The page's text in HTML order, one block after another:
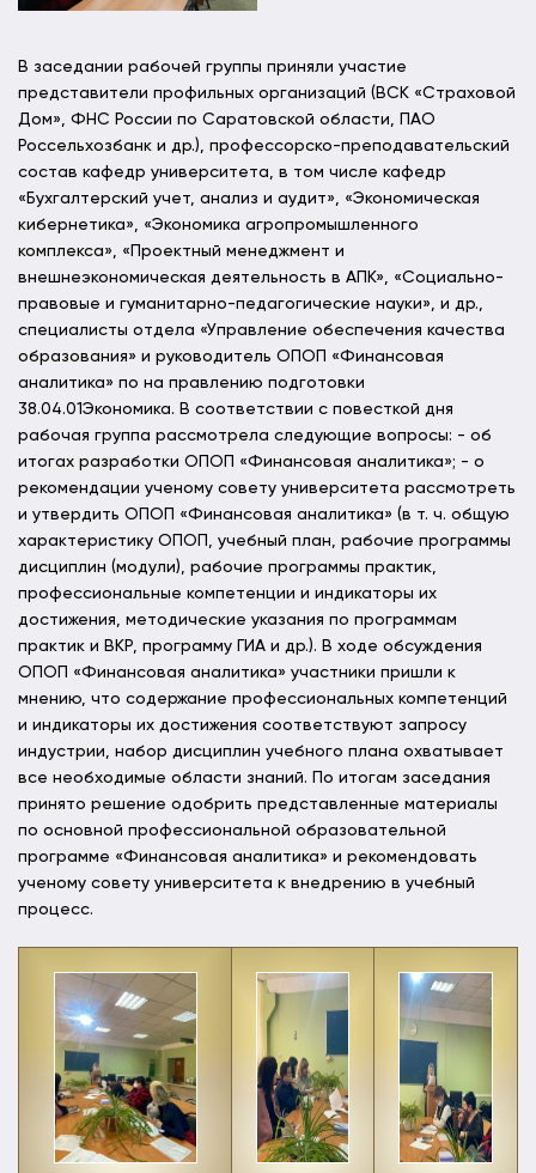
В заседании рабочей группы приняли участие
представители профильных организаций (ВСК «Страховой
Дом», ФНС России по Саратовской области, ПАО
Россельхозбанк и др.), профессорско-преподавательский
состав кафедр университета, в том числе кафедр
«Бухгалтерский учет, анализ и аудит», «Экономическая
кибернетика», «Экономика агропромышленного
комплекса», «Проектный менеджмент и
внешнеэкономическая деятельность в АПК», «Социально-
правовые и гуманитарно-педагогические науки», и др.,
специалисты отдела «Управление обеспечения качества
образования» и руководитель ОПОП «Финансовая
аналитика» по на правлению подготовки
38.04.01Экономика. В соответствии с повесткой дня
рабочая группа рассмотрела следующие вопросы: - об
итогах разработки ОПОП «Финансовая аналитика»; - о
рекомендации ученому совету университета рассмотреть
и утвердить ОПОП «Финансовая аналитика» (в т. ч. общую
характеристику ОПОП, учебный план, рабочие программы
дисциплин (модули), рабочие программы практик,
профессиональные компетенции и индикаторы их
достижения, методические указания по программам
практик и ВКР, программу ГИА и др.). В ходе обсуждения
ОПОП «Финансовая аналитика» участники пришли к
мнению, что содержание профессиональных компетенций
и индикаторы их достижения соответствуют запросу
индустрии, набор дисциплин учебного плана охватывает
все необходимые области знаний. По итогам заседания
принято решение одобрить представленные материалы
по основной профессиональной образовательной
программе «Финансовая аналитика» и рекомендовать
ученому совету университета к внедрению в учебный
процесс.